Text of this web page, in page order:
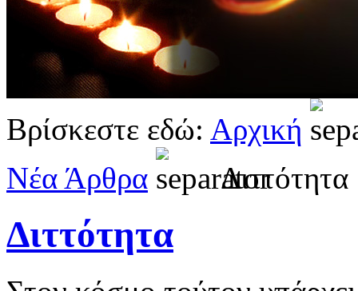
Βρίσκεστε εδώ: Αρχική
Νέα Άρθρα
Διττότητα
Διττότητα